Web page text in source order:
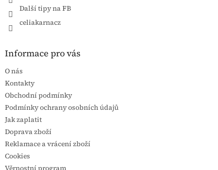
Další tipy na FB
celiakarnacz
Informace pro vás
O nás
Kontakty
Obchodní podmínky
Podmínky ochrany osobních údajů
Jak zaplatit
Doprava zboží
Reklamace a vrácení zboží
Cookies